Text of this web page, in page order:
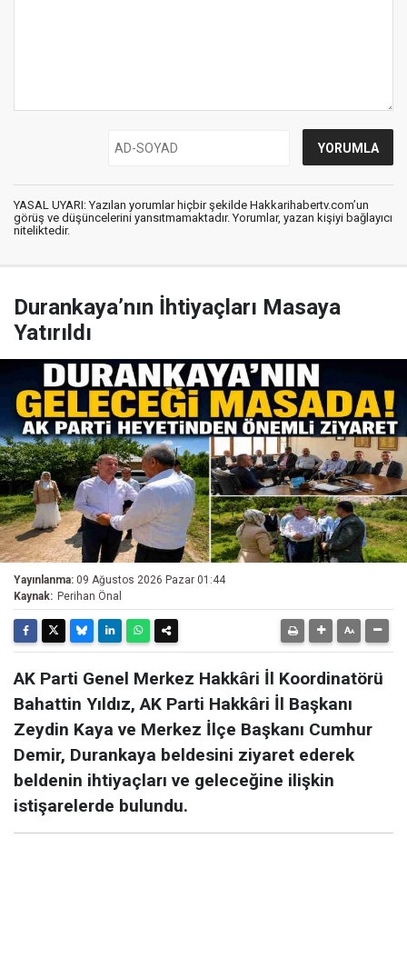
YASAL UYARI: Yazılan yorumlar hiçbir şekilde Hakkarihabertv.com’un
görüş ve düşüncelerini yansıtmamaktadır. Yorumlar, yazan kişiyi bağlayıcı
niteliktedir.
Durankaya’nın İhtiyaçları Masaya
Yatırıldı
Yayınlanma: 09 Ağustos 2026 Pazar 01:44
Kaynak: Perihan Önal
AK Parti Genel Merkez Hakkâri İl Koordinatörü
Bahattin Yıldız, AK Parti Hakkâri İl Başkanı
Zeydin Kaya ve Merkez İlçe Başkanı Cumhur
Demir, Durankaya beldesini ziyaret ederek
beldenin ihtiyaçları ve geleceğine ilişkin
istişarelerde bulundu.